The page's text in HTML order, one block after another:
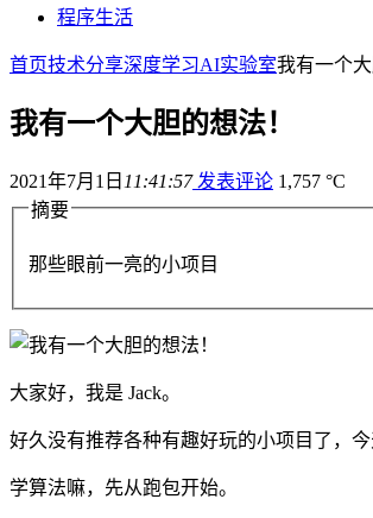
程序生活
首页技术分享深度学习AI实验室我有一个大
我有一个大胆的想法！
2021年7月1日 11:41:57发表评论 1,757 °C
摘要
那些眼前一亮的小项目
大家好，我是 Jack。
好久没有推荐各种有趣好玩的小项目了，
学算法嘛，先从跑包开始。